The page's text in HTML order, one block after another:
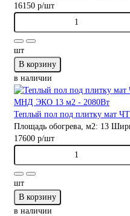
16150 р/шт
шт
В корзину
в наличии
Теплый пол под плитку мат
Площадь обогрева, м2: 13
17600 р/шт
шт
В корзину
в наличии